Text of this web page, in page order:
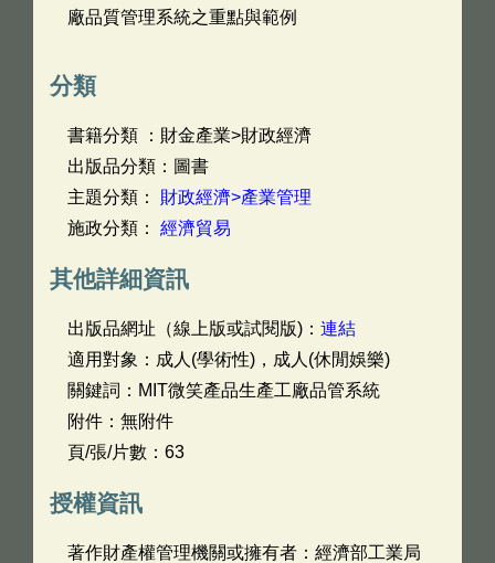
廠品質管理系統之重點與範例
分類
書籍分類 ：財金產業>財政經濟
出版品分類：圖書
主題分類： 財政經濟>產業管理
施政分類： 經濟貿易
其他詳細資訊
出版品網址（線上版或試閱版)： 連結
適用對象：成人(學術性)，成人(休閒娛樂)
關鍵詞：MIT微笑產品生產工廠品管系統
附件：無附件
頁/張/片數：63
授權資訊
著作財產權管理機關或擁有者：經濟部工業局